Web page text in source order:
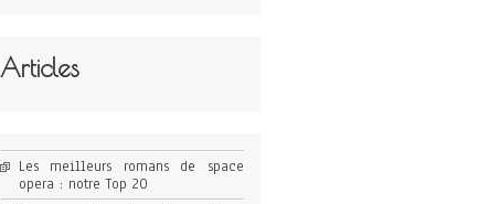
Articles
Les meilleurs romans de space
opera : notre Top 20